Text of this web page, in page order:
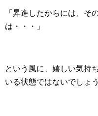
「昇進したからには、そ
は・・・」
という風に、嬉しい気持
いる状態ではないでしょう